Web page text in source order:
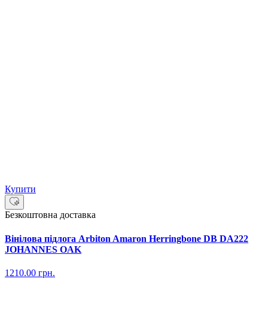
Купити
Безкоштовна доставка
Вінілова підлога Arbiton Amaron Herringbone DB DA222
JOHANNES OAK
1210.00 грн.